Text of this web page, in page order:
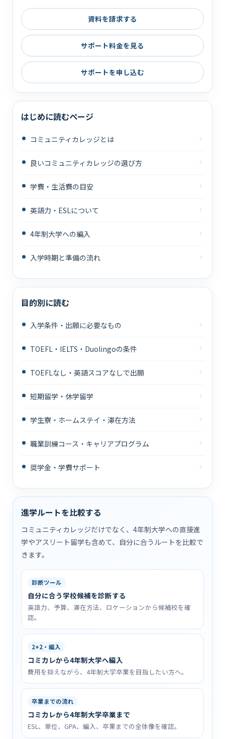
資料を請求する
サポート料金を見る
サポートを申し込む
はじめに読むページ
コミュニティカレッジとは
良いコミュニティカレッジの選び方
学費・生活費の目安
英語力・ESLについて
4年制大学への編入
入学時期と準備の流れ
目的別に読む
入学条件・出願に必要なもの
TOEFL・IELTS・Duolingoの条件
TOEFLなし・英語スコアなしで出願
短期留学・休学留学
学生寮・ホームステイ・滞在方法
職業訓練コース・キャリアプログラム
奨学金・学費サポート
進学ルートを比較する
コミュニティカレッジだけでなく、4年制大学への直接進
学やアスリート留学も含めて、自分に合うルートを比較で
きます。
診断ツール
自分に合う学校候補を診断する
英語力、予算、滞在方法、ロケーションから候補校を確
認。
2+2・編入
コミカレから4年制大学へ編入
費用を抑えながら、4年制大学卒業を目指したい方へ。
卒業までの流れ
コミカレから4年制大学卒業まで
ESL、単位、GPA、編入、卒業までの全体像を確認。